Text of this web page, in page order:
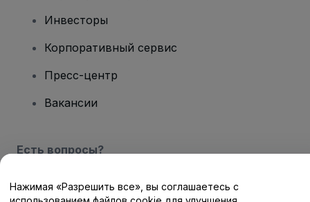
Инвесторы
Корпоративный сервис
Пресс-центр
Вакансии
Есть вопросы?
Центр помощи / Свяжитесь с нами
Нажимая «Разрешить все», вы соглашаетесь с